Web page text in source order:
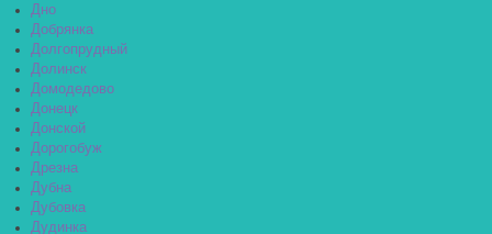
Дно
Добрянка
Долгопрудный
Долинск
Домодедово
Донецк
Донской
Дорогобуж
Дрезна
Дубна
Дубовка
Дудинка